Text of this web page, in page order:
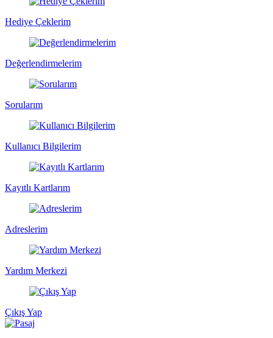
Hediye Çeklerim
Değerlendirmelerim
Sorularım
Kullanıcı Bilgilerim
Kayıtlı Kartlarım
Adreslerim
Yardım Merkezi
Çıkış Yap